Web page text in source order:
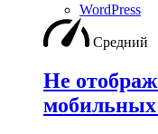
WordPress
Средний
Не
мобильных